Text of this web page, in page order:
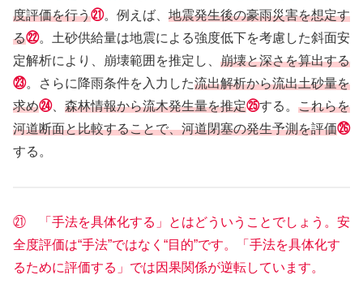
度評価を行う㉑。例えば、 地震発生後の豪雨災害を想定す
る㉒。土砂供給量は地震による強度低下を考慮した斜面安
定解析により、崩壊範囲を推定し、 崩壊と深さを算出する
㉓。さらに降雨条件を入力した流出解析から流出土砂量を
求め㉔、 森林情報から流木発生量を推定㉕する。 これらを
河道断面と比較することで、河道閉塞の発生予測を評価㉖
する。
㉑ 「手法を具体化する」とはどういうことでしょう。安
全度評価は“手法”ではなく“目的”です。「手法を具体化す
るために評価する」では因果関係が逆転しています。